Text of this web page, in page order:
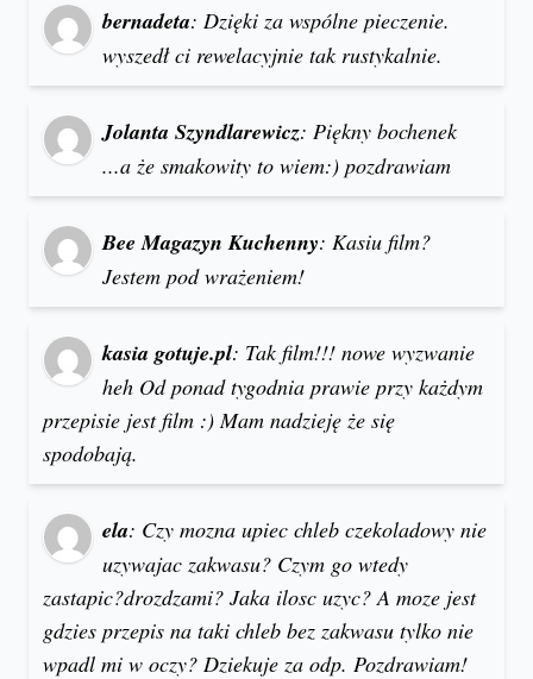
bernadeta: Dzięki za wspólne pieczenie.
wyszedł ci rewelacyjnie tak rustykalnie.
Jolanta Szyndlarewicz: Piękny bochenek
...a że smakowity to wiem:) pozdrawiam
Bee Magazyn Kuchenny: Kasiu film?
Jestem pod wrażeniem!
kasia gotuje.pl: Tak film!!! nowe wyzwanie
heh Od ponad tygodnia prawie przy każdym
przepisie jest film :) Mam nadzieję że się
spodobają.
ela: Czy mozna upiec chleb czekoladowy nie
uzywajac zakwasu? Czym go wtedy
zastapic?drozdzami? Jaka ilosc uzyc? A moze jest
gdzies przepis na taki chleb bez zakwasu tylko nie
wpadl mi w oczy? Dziekuje za odp. Pozdrawiam!